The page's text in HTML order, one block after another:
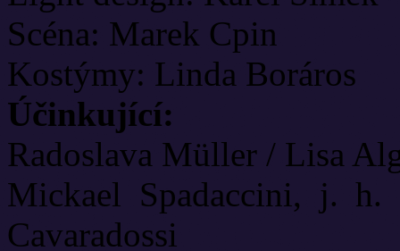
Scéna: Marek Cpin
Kostýmy: Linda Boráros
Účinkující:
Radoslava Müller / Lisa
Mickael Spadaccini, j.
Cavaradossi